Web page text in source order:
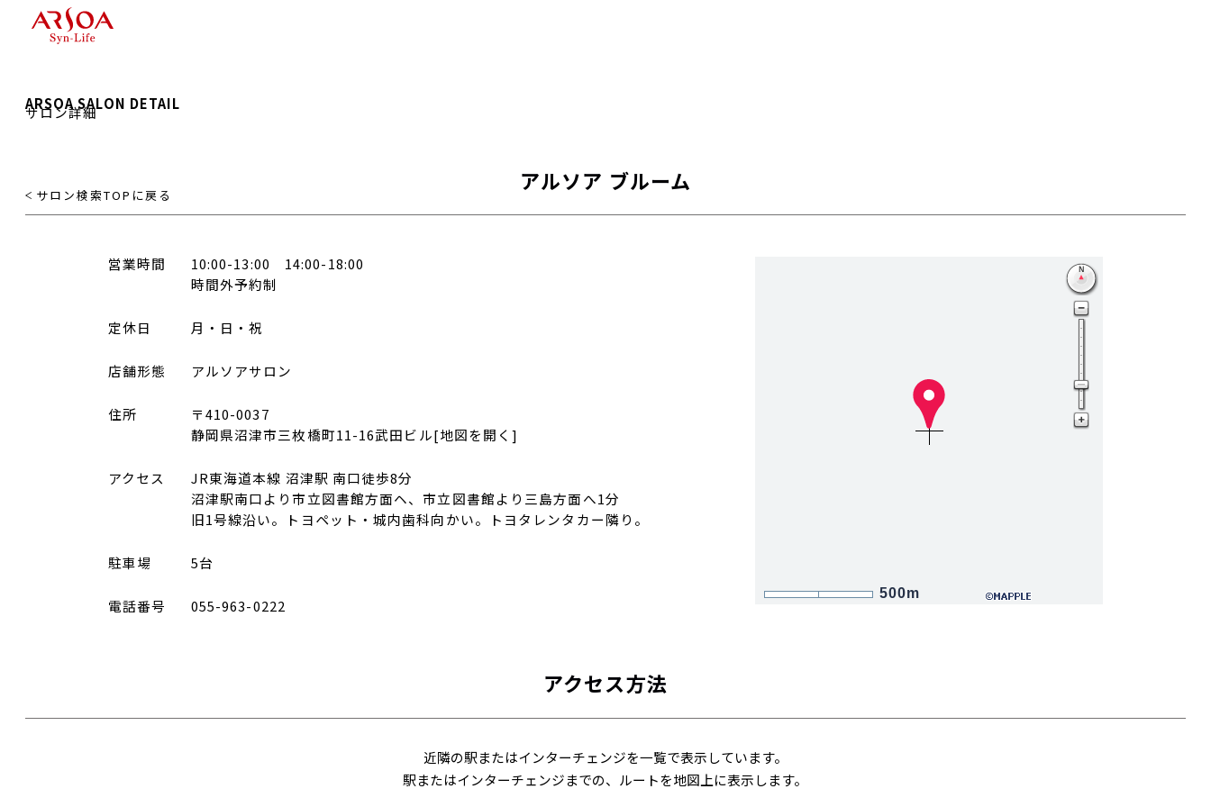
ARSOA SALON DETAIL
サロン詳細
アルソア ブルーム
サロン検索TOPに戻る
営業時間
10:00-13:00 14:00-18:00
時間外予約制
定休日 月・日・祝
店舗形態 アルソアサロン
住所
〒410-0037
静岡県沼津市三枚橋町11-16武田ビル[地図を開く]
アクセス
JR東海道本線 沼津駅 南口徒歩8分
沼津駅南口より市立図書館方面ヘ、市立図書館より三島方面へ1分
旧1号線沿い。トヨペット・城内歯科向かい。トヨタレンタカー隣り。
駐車場 5台
電話番号 055-963-0222
500m
アクセス方法
近隣の駅またはインターチェンジを一覧で表示しています。
駅またはインターチェンジまでの、ルートを地図上に表示します。